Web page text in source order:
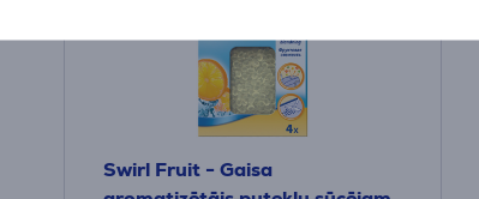
Swirl Fruit - Gaisa